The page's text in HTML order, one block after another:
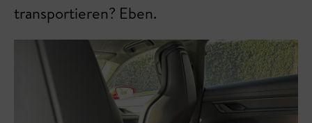
transportieren? Eben.